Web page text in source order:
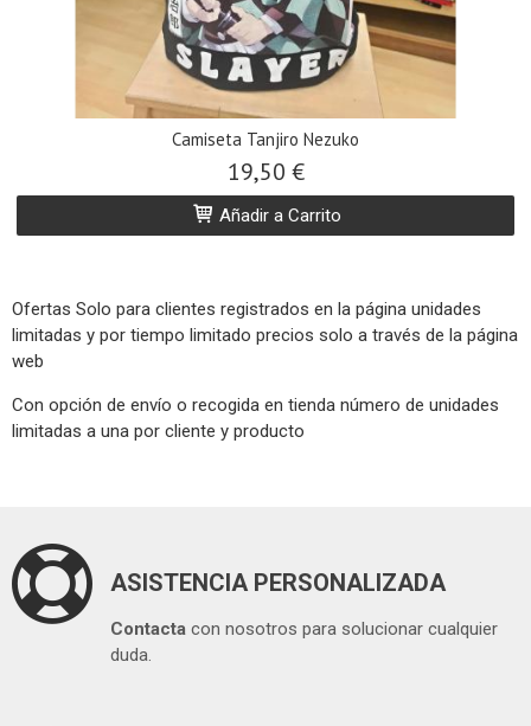
Camiseta Tanjiro Nezuko
19,50 €
Añadir a Carrito
Ofertas Solo para clientes registrados en la página unidades
limitadas y por tiempo limitado precios solo a través de la página
web
Con opción de envío o recogida en tienda número de unidades
limitadas a una por cliente y producto
 ASISTENCIA PERSONALIZADA
Contacta con nosotros para solucionar cualquier
duda.